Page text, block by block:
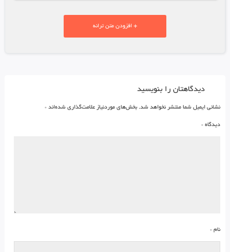
+ افزودن متن ترانه
دیدگاهتان را بنویسید
نشانی ایمیل شما منتشر نخواهد شد. بخش‌های موردنیاز علامت‌گذاری شده‌اند *
دیدگاه *
نام *